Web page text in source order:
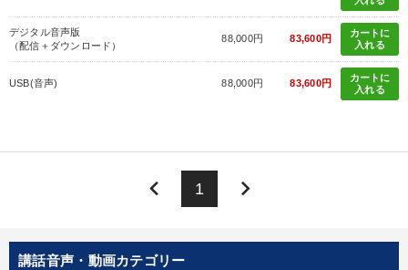
講話音声・動画カテゴリー
デジタル音声版
（配信＋ダウンロード）
88,000円 83,600円
カートに
入れる
USB(音声) 88,000円 83,600円
カートに
入れる
keyboard_arrow_left 1 keyboard_arrow_right